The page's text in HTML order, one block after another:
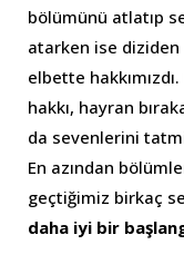
bölümünü atlatıp
atarken ise
elbette
hakkı, hayran
da sevenlerini
En azından
geçtiğimiz birkaç
daha iyi bir